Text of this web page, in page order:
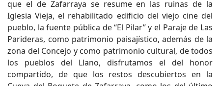
que el de Zafarraya se resume en las ruinas de la
Iglesia Vieja, el rehabilitado edificio del viejo cine del
pueblo, la fuente pública de “El Pilar” y el Paraje de Las
Parideras, como patrimonio paisajístico, además de la
zona del Concejo y como patrimonio cultural, de todos
los pueblos del Llano, disfrutamos el del honor
compartido, de que los restos descubiertos en la